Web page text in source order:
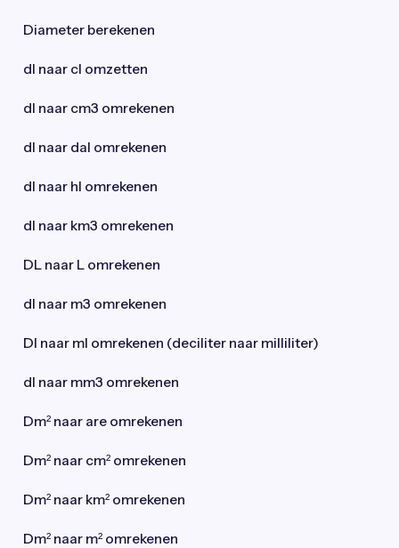
Diameter berekenen
dl naar cl omzetten
dl naar cm3 omrekenen
dl naar dal omrekenen
dl naar hl omrekenen
dl naar km3 omrekenen
DL naar L omrekenen
dl naar m3 omrekenen
Dl naar ml omrekenen (deciliter naar milliliter)
dl naar mm3 omrekenen
Dm² naar are omrekenen
Dm² naar cm² omrekenen
Dm² naar km² omrekenen
Dm² naar m² omrekenen